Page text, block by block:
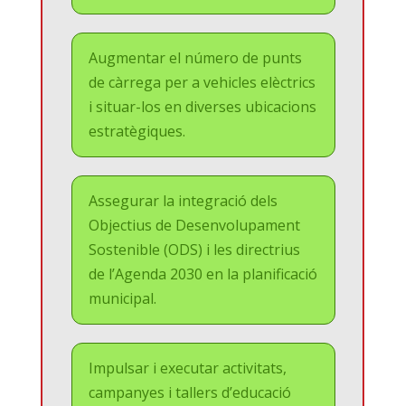
Augmentar el número de punts
de càrrega per a vehicles elèctrics
i situar-los en diverses ubicacions
estratègiques.
Assegurar la integració dels
Objectius de Desenvolupament
Sostenible (ODS) i les directrius
de l’Agenda 2030 en la planificació
municipal.
Impulsar i executar activitats,
campanyes i tallers d’educació